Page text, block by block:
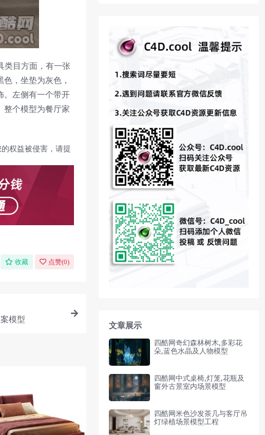
类目方面，有一张
，坐垫为灰色，
。左侧有一个带开
整个模型为餐厅家
权益被侵害，请提
收藏 点赞(0)
模型
文章展示
四酷网奇幻森林树木,多彩花
朵,蓝色水晶及人物模型
四酷网中式桌椅,灯笼,花瓶及
窗外古景室内场景模型
四酷网米色沙发茶几与客厅吊
灯绿植场景模型工程